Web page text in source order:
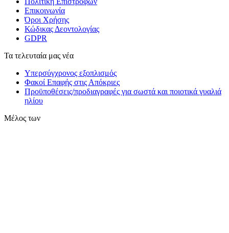
Επικοινωνία
Όροι Χρήσης
Κώδικας Δεοντολογίας
GDPR
Τα τελευταία μας νέα
Υπερσύγχρονος εξοπλισμός
Φακοί Επαφής στις Απόκριες
Προϋποθέσεις/προδιαγραφές για σωστά και ποιοτικά γυαλιά
ηλίου
Μέλος των